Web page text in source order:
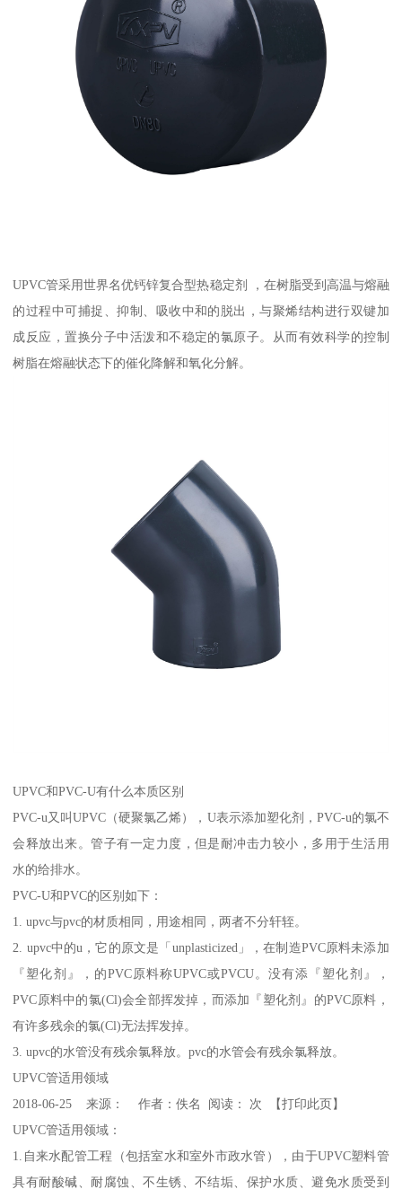
UPVC管采用世界名优钙锌复合型热稳定剂 ，在树脂受到高温与熔融
的过程中可捕捉、抑制、吸收中和的脱出，与聚烯结构进行双键加
成反应，置换分子中活泼和不稳定的氯原子。从而有效科学的控制
树脂在熔融状态下的催化降解和氧化分解。
UPVC和PVC-U有什么本质区别
PVC-u又叫UPVC（硬聚氯乙烯），U表示添加塑化剂，PVC-u的氯不
会释放出来。管子有一定力度，但是耐冲击力较小，多用于生活用
水的给排水。
PVC-U和PVC的区别如下：
1. upvc与pvc的材质相同，用途相同，两者不分轩轾。
2. upvc中的u，它的原文是「unplasticized」，在制造PVC原料未添加
『塑化剂』，的PVC原料称UPVC或PVCU。没有添『塑化剂』，
PVC原料中的氯(Cl)会全部挥发掉，而添加『塑化剂』的PVC原料，
有许多残余的氯(Cl)无法挥发掉。
3. upvc的水管没有残余氯释放。pvc的水管会有残余氯释放。
UPVC管适用领域
2018-06-25 来源： 作者：佚名 阅读： 次 【打印此页】
UPVC管适用领域：
1.自来水配管工程（包括室水和室外市政水管），由于UPVC塑料管
具有耐酸碱、耐腐蚀、不生锈、不结垢、保护水质、避免水质受到